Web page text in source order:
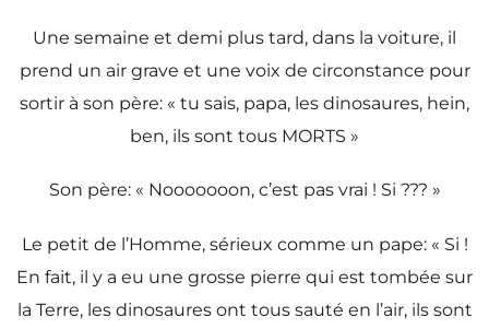
Une semaine et demi plus tard, dans la voiture, il
prend un air grave et une voix de circonstance pour
sortir à son père: « tu sais, papa, les dinosaures, hein,
ben, ils sont tous MORTS »
Son père: « Nooooooon, c’est pas vrai ! Si ??? »
Le petit de l’Homme, sérieux comme un pape: « Si !
En fait, il y a eu une grosse pierre qui est tombée sur
la Terre, les dinosaures ont tous sauté en l’air, ils sont